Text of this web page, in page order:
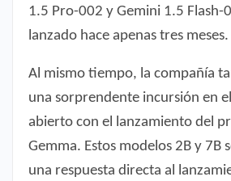
1.5 Pro-002 y Gemini 1.5
lanzado hace apenas tres meses.
Al mismo tiempo, la compañía
una sorprendente incursión en
abierto con el lanzamiento del
Gemma. Estos modelos 2B y 7B
una respuesta directa al